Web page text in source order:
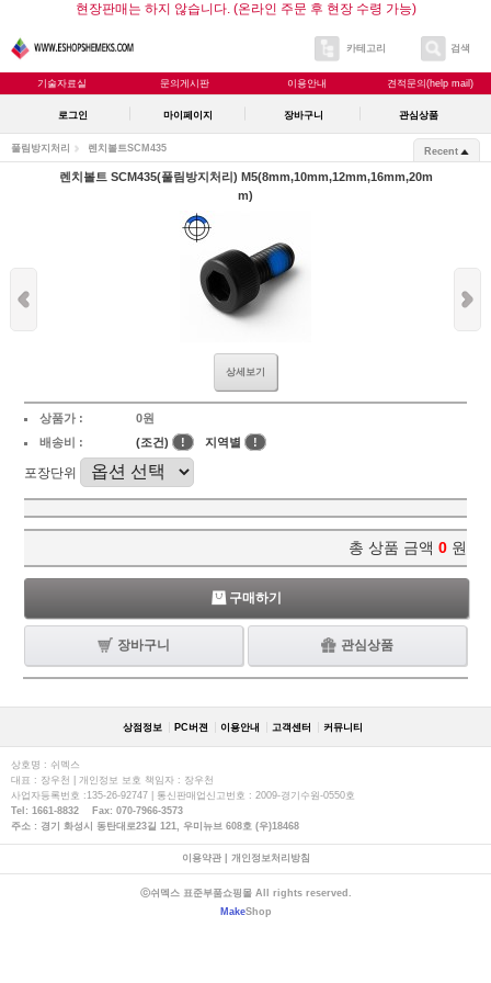
현장판매는 하지 않습니다. (온라인 주문 후 현장 수령 가능)
카테고리 검색
기술자료실 문의게시판 이용안내 견적문의(help mail)
로그인 마이페이지 장바구니 관심상품
풀림방지처리 렌치볼트SCM435 Recent
렌치볼트 SCM435(풀림방지처리) M5(8mm,10mm,12mm,16mm,20m
m)
상세보기
상품가 :
0원
배송비 :
(조건) ! 지역별 !
포장단위
총 상품 금액 0 원
구매하기
장바구니 관심상품
상점정보 PC버젼 이용안내 고객센터 커뮤니티
상호명 : 쉬멕스
대표 : 장우천 | 개인정보 보호 책임자 : 장우천
사업자등록번호 :135-26-92747 | 통신판매업신고번호 : 2009-경기수원-0550호
Tel: 1661-8832 Fax: 070-7966-3573
주소 : 경기 화성시 동탄대로23길 121, 우미뉴브 608호 (우)18468
이용약관| 개인정보처리방침
ⓒ쉬멕스 표준부품쇼핑몰 All rights reserved.
MakeShop